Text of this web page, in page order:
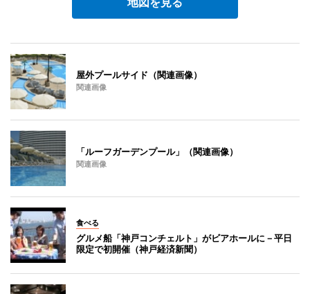
屋外プールサイド（関連画像）
関連画像
「ルーフガーデンプール」（関連画像）
関連画像
食べる
グルメ船「神戸コンチェルト」がビアホールに－平日
限定で初開催（神戸経済新聞）